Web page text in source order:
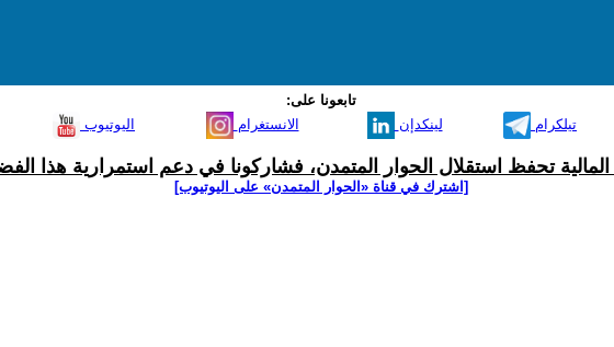
تابعونا على:
اليوتيوب الانستغرام لينكدإن تيلكرام
تحفظ استقلال الحوار المتمدن، فشاركونا في دعم استمرارية هذا
[اشترك في قناة ‫«الحوار المتمدن» على اليوتيوب]